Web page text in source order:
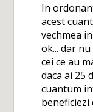
In
acest
vechmea
ok... dar
cei ce au
daca ai 25
cuantum
beneficiezi